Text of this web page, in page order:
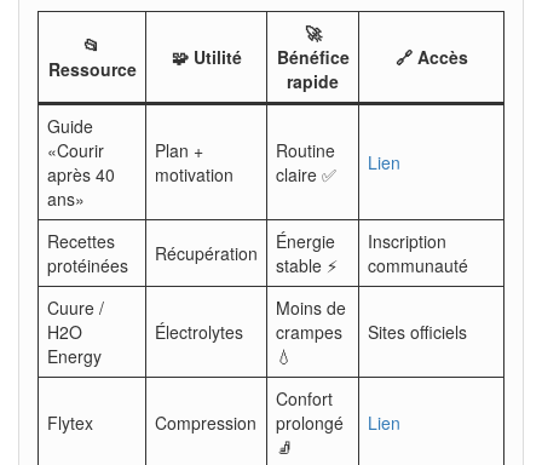
📂
Ressource
🧩 Utilité
🚀
Bénéfice
rapide
🔗 Accès
Guide
«Courir
après 40
ans»
Plan +
motivation
Routine
claire ✅
Lien
Recettes
protéinées
Récupération
Énergie
stable ⚡
Inscription
communauté
Cuure /
H2O
Energy
Électrolytes
Moins de
crampes
💧
Sites officiels
Flytex Compression
Confort
prolongé
🧦
Lien